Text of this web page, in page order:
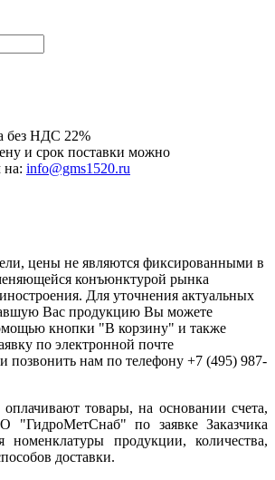
без НДС 22%
и срок поставки можно
на: info@gms1520.ru
цены не являются фиксированными в
конъюнктурой рынка
Для уточнения актуальных
Вас продукцию Вы можете
кнопки "В корзину" и также
по электронной почте
позвонить нам по телефону +7 (495) 987-
товары, на основании счета,
"ГидроМетСнаб" по заявке Заказчика
номенклатуры продукции, количества,
доставки.